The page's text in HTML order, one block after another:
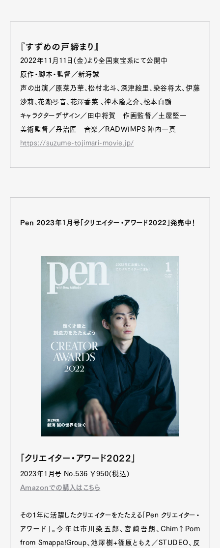
『すずめの戸締まり』
2022年11月11日（金）より全国東宝系にて公開中
原作・脚本・監督／新海誠
声の出演／原菜乃華、松村北斗、深津絵里、染谷将太、伊藤
沙莉、花瀬琴音、花澤香菜 、神木隆之介、松本白鸚
キャラクターデザイン／田中将賀 作画監督／土屋堅一
美術監督／丹治匠 音楽／RADWIMPS 陣内一真
https://suzume-tojimari-movie.jp/
Pen 2023年1月号「クリエイター・アワード2022」発売中！
「クリエイター・アワード2022」
2023年1月号 No.536 ￥950（税込）
Amazonでの購入はこちら
その1年に活躍したクリエイターをたたえる「Pen クリエイター・
アワード」。今年は市川染五郎、宮崎吾朗、Chim↑Pom
from Smappa!Group、池澤樹+篠原ともえ／STUDEO、反